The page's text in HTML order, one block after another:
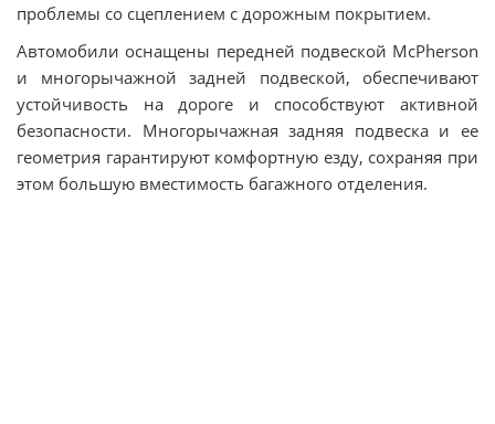
проблемы со сцеплением с дорожным покрытием.
Автомобили оснащены передней подвеской McPherson
и многорычажной задней подвеской, обеспечивают
устойчивость на дороге и способствуют активной
безопасности. Многорычажная задняя подвеска и ее
геометрия гарантируют комфортную езду, сохраняя при
этом большую вместимость багажного отделения.